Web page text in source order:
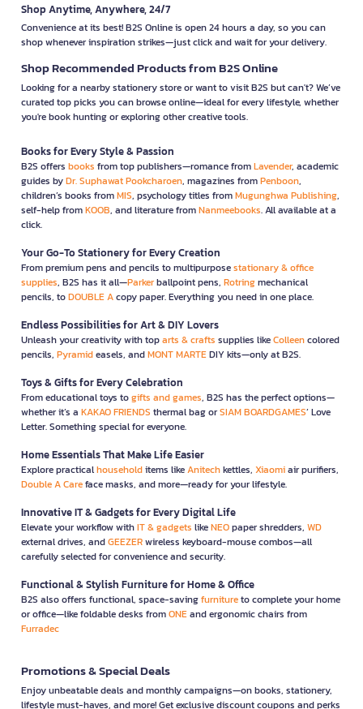
Shop Anytime, Anywhere, 24/7
Convenience at its best! B2S Online is open 24 hours a day, so you can
shop whenever inspiration strikes—just click and wait for your delivery.
Shop Recommended Products from B2S Online
Looking for a nearby stationery store or want to visit B2S but can't? We’ve
curated top picks you can browse online—ideal for every lifestyle, whether
you're book hunting or exploring other creative tools.
Books for Every Style & Passion
B2S offers books from top publishers—romance fromLavender, academic
guides byDr. Suphawat Pookcharoen, magazines fromPenboon,
children’s books fromMIS, psychology titles fromMugunghwa Publishing,
self-help fromKOOB, and literature fromNanmeebooks. All available at a
click.
Your Go-To Stationery for Every Creation
From premium pens and pencils to multipurposestationary & office
supplies, B2S has it all—Parkerballpoint pens, Rotringmechanical
pencils, toDOUBLE Acopy paper. Everything you need in one place.
Endless Possibilities for Art & DIY Lovers
Unleash your creativity with toparts & crafts supplies likeColleencolored
pencils, Pyramideasels, andMONT MARTEDIY kits—only at B2S.
Toys & Gifts for Every Celebration
From educational toys togifts and games, B2S has the perfect options—
whether it’s a KAKAO FRIENDS thermal bag orSIAM BOARDGAMES’ Love
Letter. Something special for everyone.
Home Essentials That Make Life Easier
Explore practicalhouseholditems likeAnitechkettles, Xiaomiair purifiers,
Double A Careface masks, and more—ready for your lifestyle.
Innovative IT & Gadgets for Every Digital Life
Elevate your workflow withIT & gadgets likeNEOpaper shredders, WD
external drives, andGEEZERwireless keyboard-mouse combos—all
carefully selected for convenience and security.
Functional & Stylish Furniture for Home & Office
B2S also offers functional, space-savingfurnitureto complete your home
or office—like foldable desks fromONEand ergonomic chairs from
Furradec
Promotions & Special Deals
Enjoy unbeatable deals and monthly campaigns—on books, stationery,
lifestyle must-haves, and more! Get exclusive discount coupons and perks